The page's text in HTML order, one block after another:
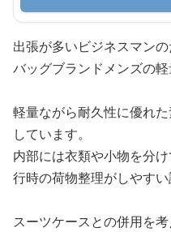
出張が多いビジネスマン
バッグブランドメンズの軽
軽量ながら耐久性に優れ
しています。
内部には衣類や小物を分
行時の荷物整理がしやすい
スーツケースとの併用を